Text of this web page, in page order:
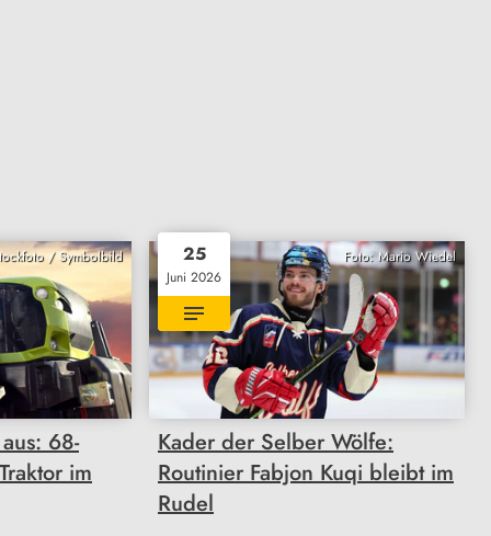
/ Symbolbild
68-
im
Foto: Mario Wiedel
25
Juni 2026
Kader der Selber Wölfe:
Routinier Fabjon Kuqi bleibt im
Rudel